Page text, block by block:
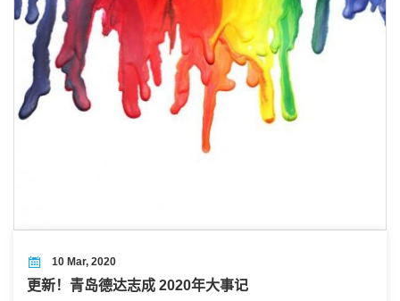
10 Mar, 2020
更新！青岛德达志成 2020年大事记